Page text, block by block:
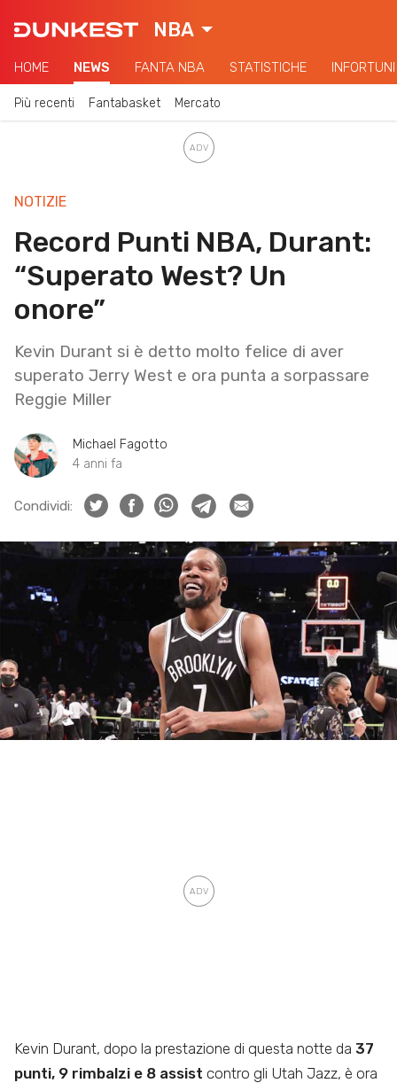
NBA
HOME NEWS FANTA NBA STATISTICHE INFORTUNI
Più recenti Fantabasket Mercato
NOTIZIE
Record Punti NBA, Durant:
“Superato West? Un
onore”
Kevin Durant si è detto molto felice di aver
superato Jerry West e ora punta a sorpassare
Reggie Miller
Michael Fagotto
4 anni fa
Condividi:
Kevin Durant, dopo la prestazione di questa notte da 37
punti, 9 rimbalzi e 8 assist contro gli Utah Jazz, è ora